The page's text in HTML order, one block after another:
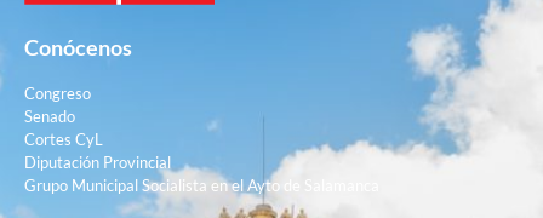
Conócenos
Congreso
Senado
Cortes CyL
Diputación Provincial
Grupo Municipal Socialista en el Ayto de Salamanca